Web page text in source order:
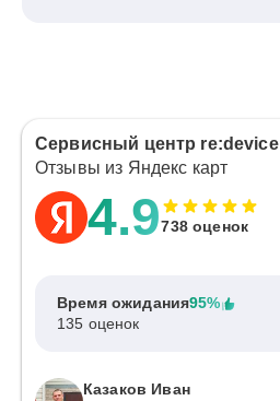
Сервисный центр re:device
Отзывы из Яндекс карт
4.9738 оценок
Время ожидания95%
135 оценок
Казаков Иван